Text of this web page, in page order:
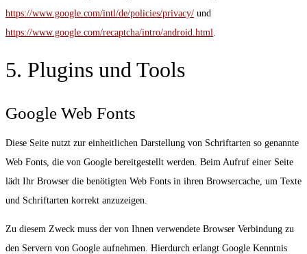
https://www.google.com/intl/de/policies/privacy/ und
https://www.google.com/recaptcha/intro/android.html
5. Plugins und Tools
Google Web Fonts
Diese Seite nutzt zur einheitlichen Darstellung von Schriftarten so genannte
Web Fonts, die von Google bereitgestellt werden. Beim Aufruf einer Seite
lädt Ihr Browser die benötigten Web Fonts in ihren Browsercache, um Texte
und Schriftarten korrekt anzuzeigen.
Zu diesem Zweck muss der von Ihnen verwendete Browser Verbindung zu
den Servern von Google aufnehmen. Hierdurch erlangt Google Kenntnis